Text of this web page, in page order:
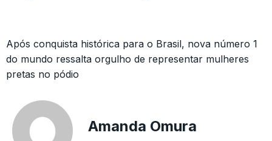
Após conquista histórica para o Brasil, nova número 1
do mundo ressalta orgulho de representar mulheres
pretas no pódio
Amanda Omura